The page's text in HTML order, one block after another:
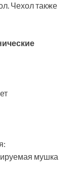
Чехол также
мушка